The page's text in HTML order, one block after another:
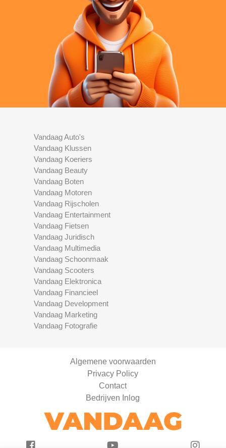
Vandaag Auto's
Vandaag Klussen
Vandaag Koeriers
Vandaag Beauty
Vandaag Boten
Vandaag Motoren
Vandaag Rijscholen
Vandaag Entertainment
Vandaag Fietsen
Vandaag Juridisch
Vandaag Multimedia
Vandaag Schoonmaak
Vandaag Scooters
Vandaag Elektronica
Vandaag Financieel
Vandaag Development
Vandaag Marketing
Vandaag Fotografie
Algemene voorwaarden
Privacy Policy
Contact
Bedrijven Inlog